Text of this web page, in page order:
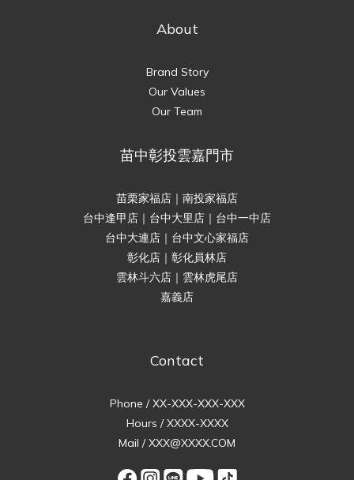
About
Brand Story
Our Values
Our Team
苗中彰投雲嘉門市
苗栗家福店｜南投家福店
台中逢甲店｜台中大里店｜台中一中店
台中大連店｜台中文心家福店
彰化店｜彰化員林店
雲林斗六店｜雲林虎尾店
嘉義店
Contact
Phone / XX-XXX-XXX-XXX
Hours / XXXX-XXXX
Mail / XXX@XXXX.COM